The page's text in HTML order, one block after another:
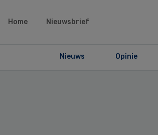
Home Nieuwsbrief
Nieuws Opinie